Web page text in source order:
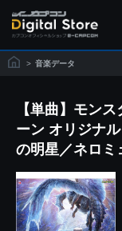
> 音楽データ
【単曲】モン
ーン オリジナ
の明星／ネロミ